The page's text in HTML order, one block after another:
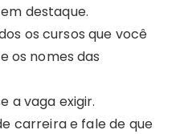
destaque.
os cursos que você
os nomes das
a vaga exigir.
carreira e fale de que